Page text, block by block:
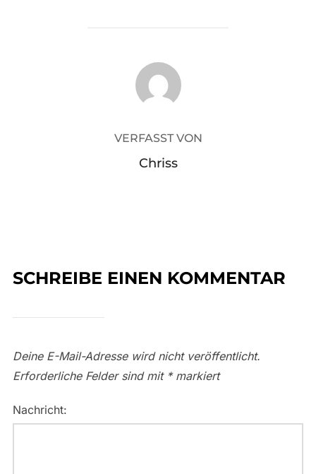
BEITRAGSAUTOR
VERFASST VON
Chriss
SCHREIBE EINEN KOMMENTAR
Deine E-Mail-Adresse wird nicht veröffentlicht.
Erforderliche Felder sind mit *markiert
Nachricht: